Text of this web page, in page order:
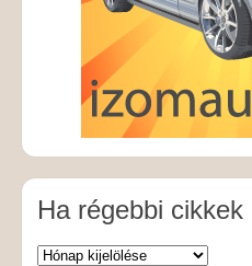
Ha régebbi